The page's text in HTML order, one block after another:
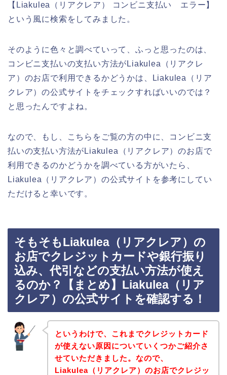
【Liakulea（リアクレア） コンビニ支払い エラー】
という風に検索をしてみました。
そのように色々と調べていって、ふっと思ったのは、
コンビニ支払いの支払い方法がLiakulea（リアクレ
ア）のお店で利用できるかどうかは、Liakulea（リア
クレア）の公式サイトをチェックすればいいのでは？
と思ったんですよね。
なので、もし、こちらをご覧の方の中に、コンビニ支
払いの支払い方法がLiakulea（リアクレア）のお店で
利用できるのかどうかを調べている方がいたら、
Liakulea（リアクレア）の公式サイトを参考にしてい
ただけると幸いです。
そもそもLiakulea（リアクレア）の
お店でクレジットカードや銀行振り
込み、代引などの支払い方法が使え
るのか？【まとめ】Liakulea（リア
クレア）の公式サイトを確認する！
というわけで、これまでクレジットカード
が使えない原因についていくつかご紹介さ
せていただきました。なので、
Liakulea（リアクレア）のお店でクレジッ